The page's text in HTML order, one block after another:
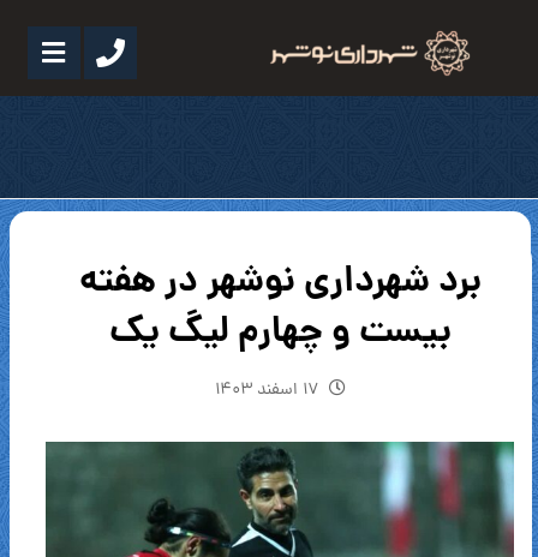
برد شهرداری نوشهر در هفته
بیست و چهارم لیگ یک
۱۷ اسفند ۱۴۰۳